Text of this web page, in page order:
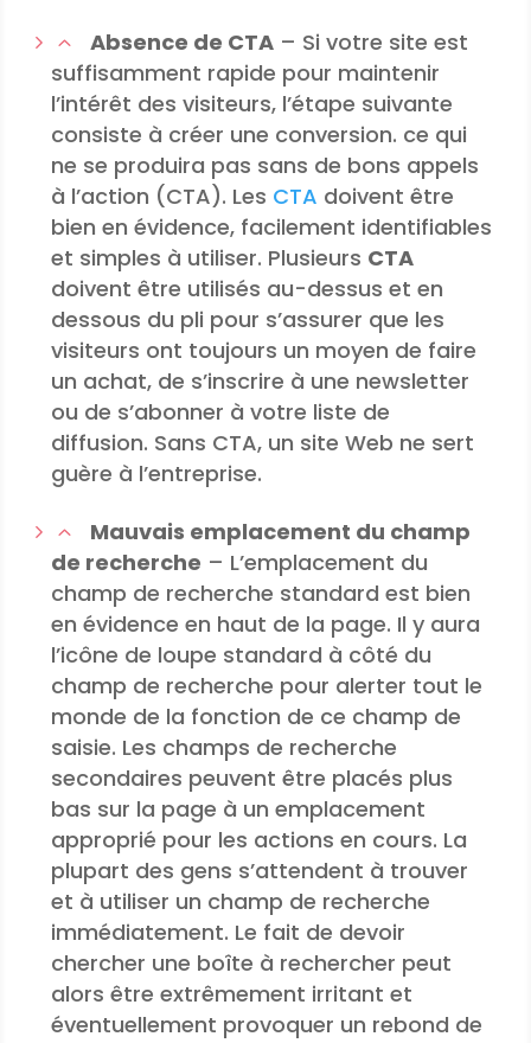
Absence de CTA – Si votre site est
suffisamment rapide pour maintenir
l’intérêt des visiteurs, l’étape suivante
consiste à créer une conversion. ce qui
ne se produira pas sans de bons appels
à l’action (CTA). Les CTA doivent être
bien en évidence, facilement identifiables
et simples à utiliser. Plusieurs CTA
doivent être utilisés au-dessus et en
dessous du pli pour s’assurer que les
visiteurs ont toujours un moyen de faire
un achat, de s’inscrire à une newsletter
ou de s’abonner à votre liste de
diffusion. Sans CTA, un site Web ne sert
guère à l’entreprise.
Mauvais emplacement du champ
de recherche – L’emplacement du
champ de recherche standard est bien
en évidence en haut de la page. Il y aura
l’icône de loupe standard à côté du
champ de recherche pour alerter tout le
monde de la fonction de ce champ de
saisie. Les champs de recherche
secondaires peuvent être placés plus
bas sur la page à un emplacement
approprié pour les actions en cours. La
plupart des gens s’attendent à trouver
et à utiliser un champ de recherche
immédiatement. Le fait de devoir
chercher une boîte à rechercher peut
alors être extrêmement irritant et
éventuellement provoquer un rebond de